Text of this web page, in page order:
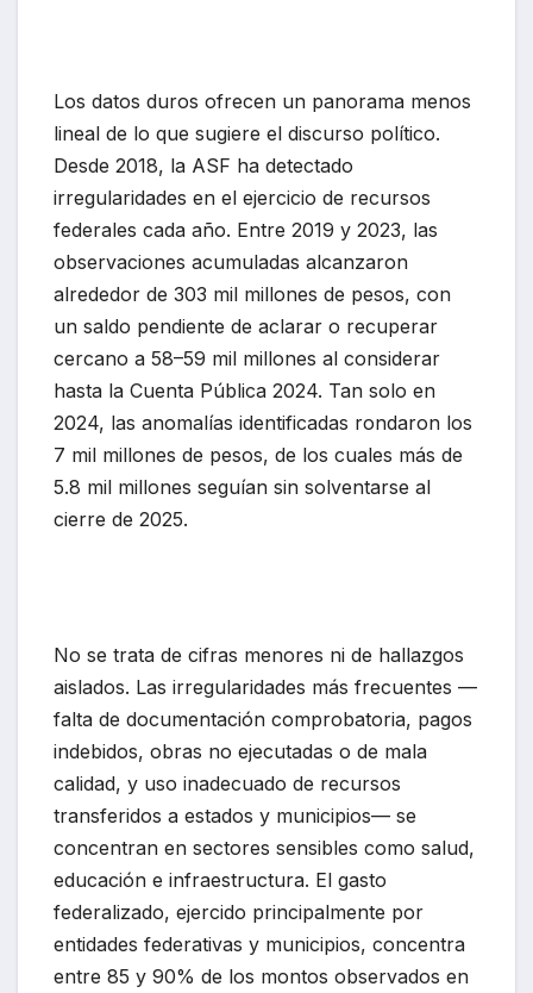
Los datos duros ofrecen un panorama menos
lineal de lo que sugiere el discurso político.
Desde 2018, la ASF ha detectado
irregularidades en el ejercicio de recursos
federales cada año. Entre 2019 y 2023, las
observaciones acumuladas alcanzaron
alrededor de 303 mil millones de pesos, con
un saldo pendiente de aclarar o recuperar
cercano a 58–59 mil millones al considerar
hasta la Cuenta Pública 2024. Tan solo en
2024, las anomalías identificadas rondaron los
7 mil millones de pesos, de los cuales más de
5.8 mil millones seguían sin solventarse al
cierre de 2025.
No se trata de cifras menores ni de hallazgos
aislados. Las irregularidades más frecuentes —
falta de documentación comprobatoria, pagos
indebidos, obras no ejecutadas o de mala
calidad, y uso inadecuado de recursos
transferidos a estados y municipios— se
concentran en sectores sensibles como salud,
educación e infraestructura. El gasto
federalizado, ejercido principalmente por
entidades federativas y municipios, concentra
entre 85 y 90% de los montos observados en